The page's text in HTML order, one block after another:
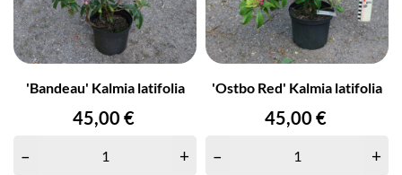
'Bandeau' Kalmia latifolia
Preis
45,00 €
– +
'Ostbo Red' Kalmia latifolia
Preis
45,00 €
– +